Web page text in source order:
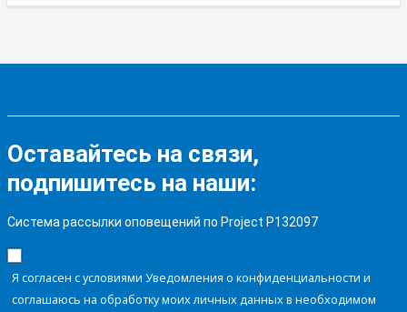
Оставайтесь на связи,
подпишитесь на наши:
Система рассылки оповещений по Project P132097
Я согласен с условиями Уведомления о конфиденциальности и
соглашаюсь на обработку моих личных данных в необходимом